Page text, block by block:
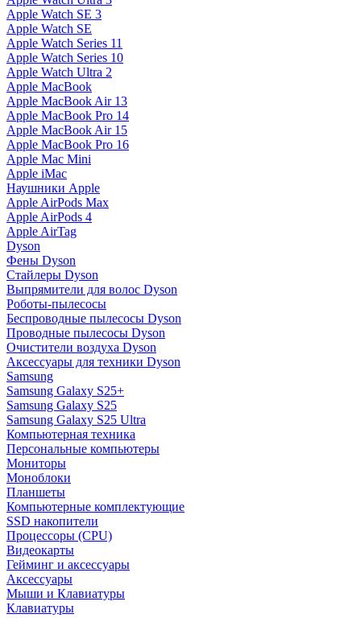
Apple Watch SE 3
Apple Watch SE
Apple Watch Series 11
Apple Watch Series 10
Apple Watch Ultra 2
Apple MacBook
Apple MacBook Air 13
Apple MacBook Pro 14
Apple MacBook Air 15
Apple MacBook Pro 16
Apple Mac Mini
Apple iMac
Наушники Apple
Apple AirPods Max
Apple AirPods 4
Apple AirTag
Dyson
Фены Dyson
Стайлеры Dyson
Выпрямители для волос Dyson
Роботы-пылесосы
Беспроводные пылесосы Dyson
Проводные пылесосы Dyson
Очистители воздуха Dyson
Аксессуары для техники Dyson
Samsung
Samsung Galaxy S25+
Samsung Galaxy S25
Samsung Galaxy S25 Ultra
Компьютерная техника
Персональные компьютеры
Мониторы
Моноблоки
Планшеты
Компьютерные комплектующие
SSD накопители
Процессоры (CPU)
Видеокарты
Гейминг и аксессуары
Аксессуары
Мыши и Клавиатуры
Клавиатуры